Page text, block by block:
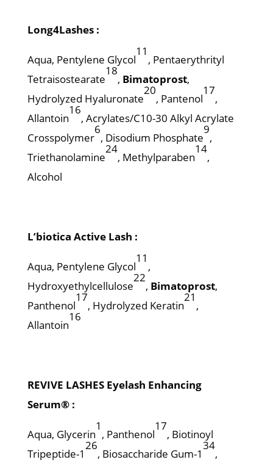
Long4Lashes :
Aqua, Pentylene Glycol
11
, Pentaerythrityl
Tetraisostearate
18
, Bimatoprost,
Hydrolyzed Hyaluronate
20
, Pantenol
17
,
Allantoin
16
, Acrylates/C10-30 Alkyl Acrylate
Crosspolymer
6
, Disodium Phosphate
9
,
Triethanolamine
24
, Methylparaben
14
,
Alcohol
L’biotica Active Lash :
Aqua, Pentylene Glycol
11
,
Hydroxyethylcellulose
22
, Bimatoprost,
Panthenol
17
, Hydrolyzed Keratin
21
,
Allantoin
16
REVIVE LASHES Eyelash Enhancing
Serum® :
Aqua, Glycerin
1
, Panthenol
17
, Biotinoyl
Tripeptide-1
26
, Biosaccharide Gum-1
34
,